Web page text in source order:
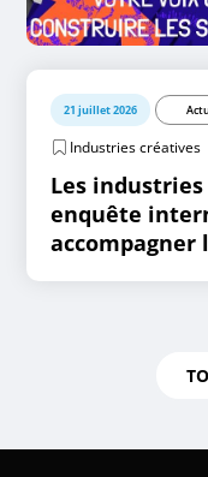
21 juillet 2026
Industries créatives
Les industries
enquête
accompagner